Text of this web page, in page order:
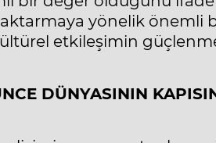
yönelik önemli
etkileşimin
DÜNYASININ